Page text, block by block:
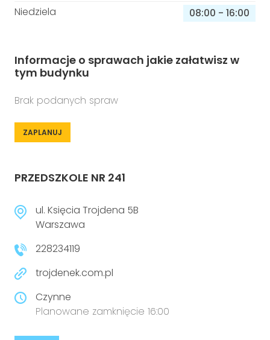
Niedziela
08:00 - 16:00
Informacje o sprawach jakie załatwisz w
tym budynku
Brak podanych spraw
ZAPLANUJ
PRZEDSZKOLE NR 241
ul. Księcia Trojdena 5B
Warszawa
228234119
trojdenek.com.pl
Czynne
Planowane zamknięcie 16:00